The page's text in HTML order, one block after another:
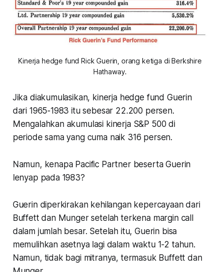
Kinerja hedge fund Rick Guerin, orang ketiga di Berkshire
Hathaway.
Jika diakumulasikan, kinerja hedge fund Guerin
dari 1965-1983 itu sebesar 22.200 persen.
Mengalahkan akumulasi kinerja S&P 500 di
periode sama yang cuma naik 316 persen.
Namun, kenapa Pacific Partner beserta Guerin
lenyap pada 1983?
Guerin diperkirakan kehilangan kepercayaan dari
Buffett dan Munger setelah terkena margin call
dalam jumlah besar. Setelah itu, Guerin bisa
memulihkan asetnya lagi dalam waktu 1-2 tahun.
Namun, tidak bagi mitranya, termasuk Buffett dan